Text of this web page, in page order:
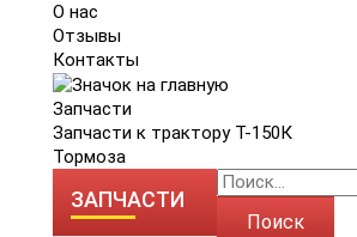
О нас
Отзывы
Контакты
Запчасти
Запчасти к трактору Т-150К
Тормоза
ЗАПЧАСТИ
Поиск